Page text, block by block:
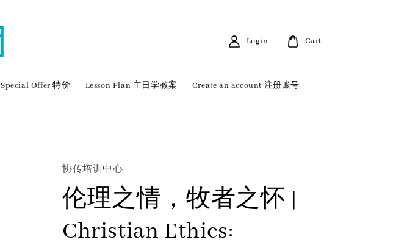
Special Offer 特价 Lesson Plan 主日学教案 Create an account 注册账号
Login Cart
协传培训中心
伦理之情，牧者之怀 |
Christian Ethics: